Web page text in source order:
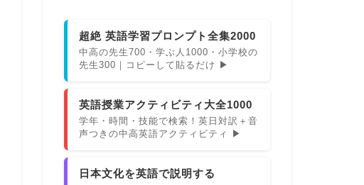
超絶 英語学習プロンプト全集2000
中高の先生700・学ぶ人1000・小学校の
先生300｜コピーして貼るだけ ▶
英語授業アクティビティ大全1000
学年・時間・技能で検索！英日対訳＋音
声つきの中高英語アクティビティ ▶
日本文化を英語で説明する